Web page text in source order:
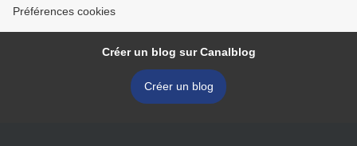
Préférences cookies
Créer un blog sur Canalblog
Créer un blog